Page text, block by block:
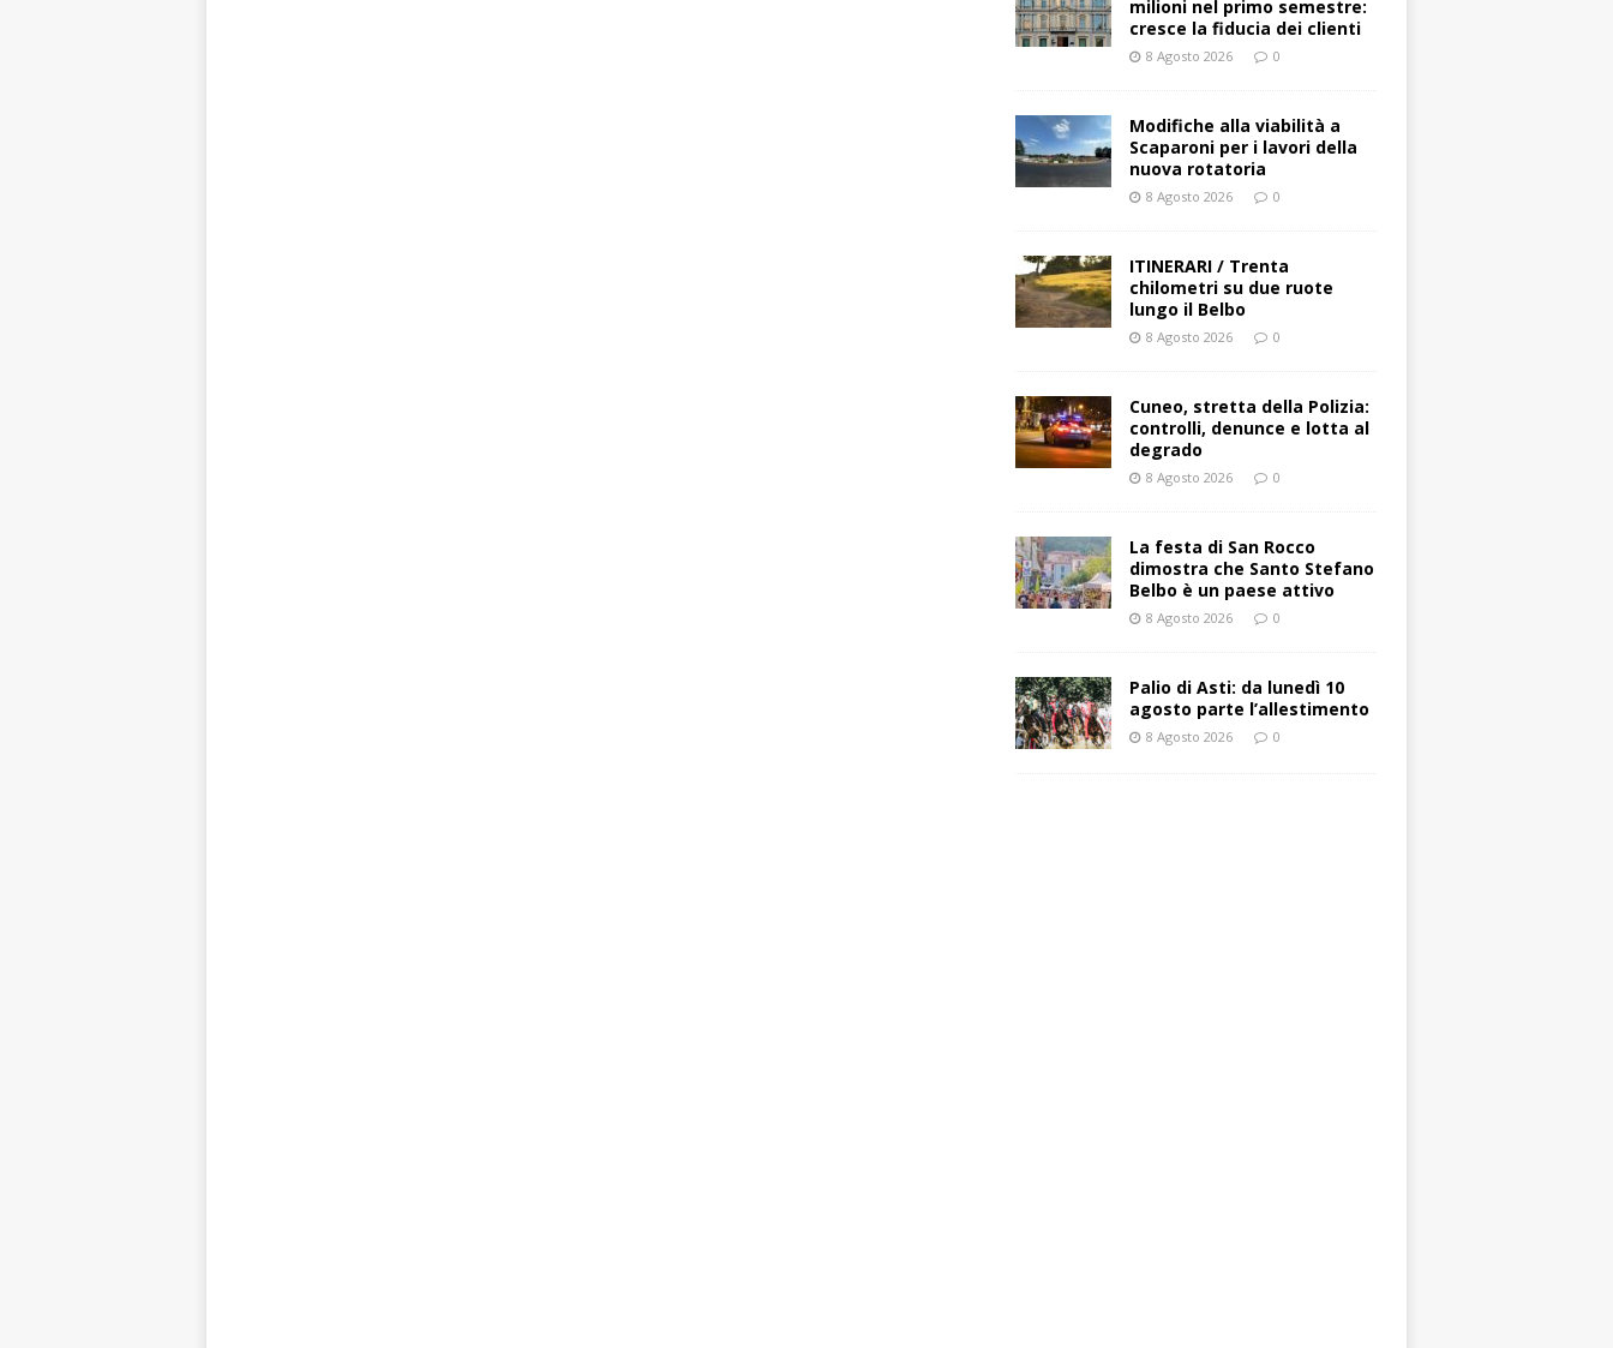
milioni nel primo semestre:
cresce la fiducia dei clienti
8 Agosto 2026 0
Modifiche alla viabilità a
Scaparoni per i lavori della
nuova rotatoria
8 Agosto 2026 0
ITINERARI / Trenta
chilometri su due ruote
lungo il Belbo
8 Agosto 2026 0
Cuneo, stretta della Polizia:
controlli, denunce e lotta al
degrado
8 Agosto 2026 0
La festa di San Rocco
dimostra che Santo Stefano
Belbo è un paese attivo
8 Agosto 2026 0
Palio di Asti: da lunedì 10
agosto parte l’allestimento
8 Agosto 2026 0